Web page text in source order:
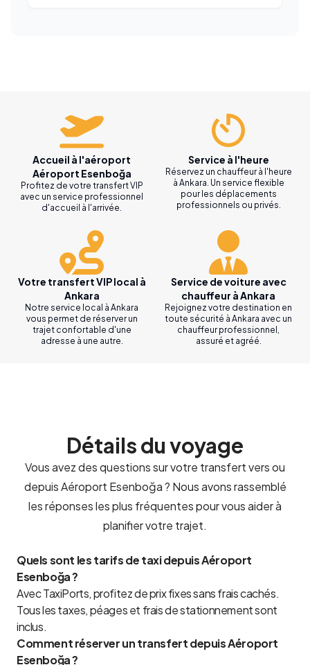
Accueil à l'aéroport
Aéroport Esenboğa
Profitez de votre transfert VIP
avec un service professionnel
d'accueil à l'arrivée.
Service à l'heure
Réservez un chauffeur à l'heure
à Ankara. Un service flexible
pour les déplacements
professionnels ou privés.
Votre transfert VIP local à
Ankara
Notre service local à Ankara
vous permet de réserver un
trajet confortable d'une
adresse à une autre.
Service de voiture avec
chauffeur à Ankara
Rejoignez votre destination en
toute sécurité à Ankara avec un
chauffeur professionnel,
assuré et agréé.
Détails du voyage
Vous avez des questions sur votre transfert vers ou
depuis Aéroport Esenboğa ? Nous avons rassemblé
les réponses les plus fréquentes pour vous aider à
planifier votre trajet.
Quels sont les tarifs de taxi depuis Aéroport
Esenboğa ?
Avec TaxiPorts, profitez de prix fixes sans frais cachés.
Tous les taxes, péages et frais de stationnement sont
inclus.
Comment réserver un transfert depuis Aéroport
Esenboğa ?